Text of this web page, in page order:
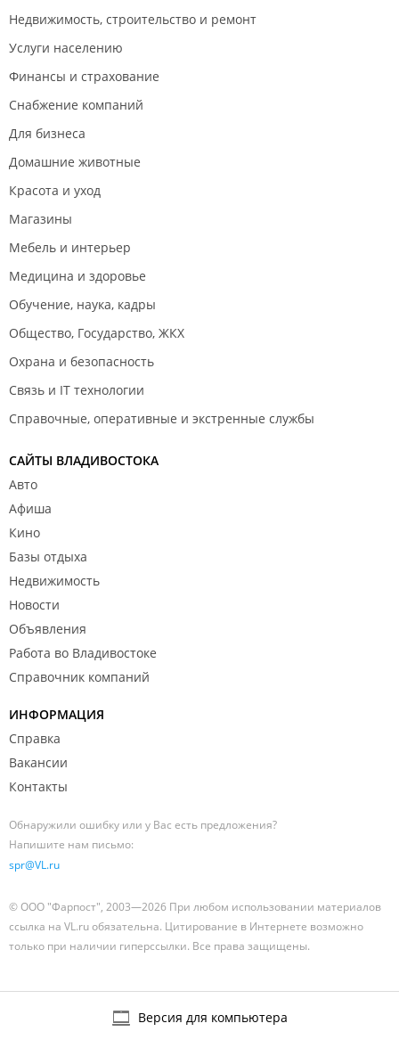
Недвижимость, строительство и ремонт
Услуги населению
Финансы и страхование
Снабжение компаний
Для бизнеса
Домашние животные
Красота и уход
Магазины
Мебель и интерьер
Медицина и здоровье
Обучение, наука, кадры
Общество, Государство, ЖКХ
Охрана и безопасность
Связь и IT технологии
Справочные, оперативные и экстренные службы
САЙТЫ ВЛАДИВОСТОКА
Авто
Афиша
Кино
Базы отдыха
Недвижимость
Новости
Объявления
Работа во Владивостоке
Справочник компаний
ИНФОРМАЦИЯ
Справка
Вакансии
Контакты
Обнаружили ошибку или у Вас есть предложения?
Напишите нам письмо:
spr@VL.ru
© ООО "Фарпост", 2003—2026 При любом использовании материалов
ссылка на VL.ru обязательна. Цитирование в Интернете возможно
только при наличии гиперссылки. Все права защищены.
Версия для компьютера